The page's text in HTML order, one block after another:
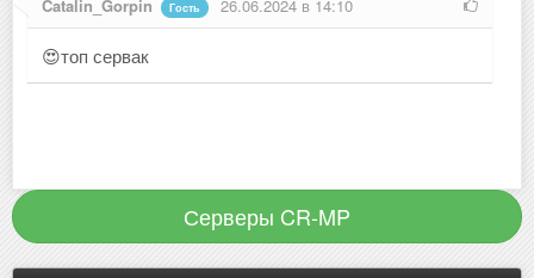
Catalin_Gorpin Гость 26.06.2024 в 14:10
😍топ сервак
Серверы CR-MP